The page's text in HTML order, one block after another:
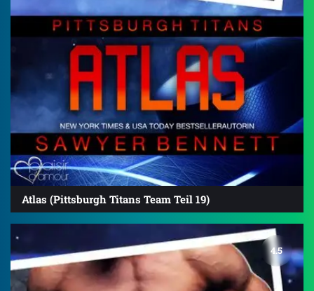
Atlas (Pittsburgh Titans Team Teil 19)
4.5